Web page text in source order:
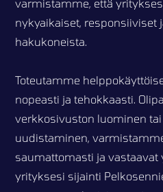
varmistamme, että
nykyaikaiset, responsiiviset
hakukoneista.
Toteutamme
nopeasti ja tehokkaasti.
verkkosivuston luominen
uudistaminen,
saumattomasti ja vastaavat
yrityksesi sijainti